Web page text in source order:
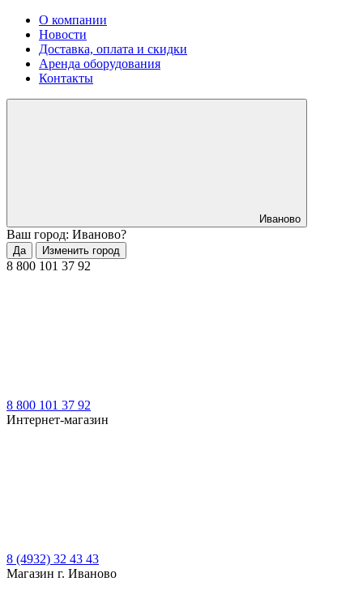
О компании
Новости
Доставка, оплата и скидки
Аренда оборудования
Контакты
Иваново
Ваш город: Иваново?
Да Изменить город
8 800 101 37 92
8 800 101 37 92
Интернет-магазин
8 (4932) 32 43 43
Магазин г. Иваново